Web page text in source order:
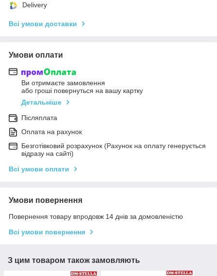
Delivery
Всі умови доставки
Умови оплати
Ви отримаєте замовлення
або гроші повернуться на вашу картку
Детальніше
Післяплата
Оплата на рахунок
Безготівковий розрахунок (Рахунок на оплату генерується
відразу на сайті)
Всі умови оплати
Умови повернення
Повернення товару впродовж 14 днів за домовленістю
Всі умови повернення
З цим товаром також замовляють